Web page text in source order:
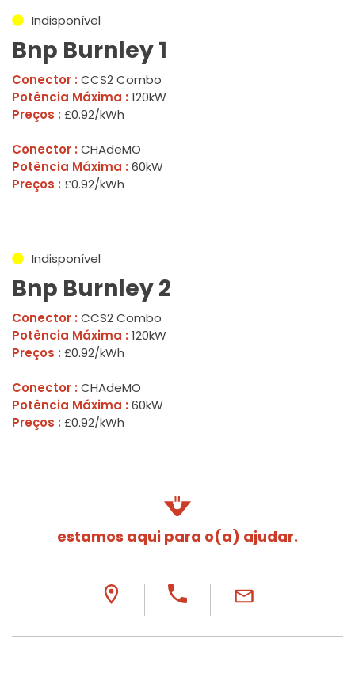
Indisponível
Bnp Burnley 1
Conector : CCS2 Combo
Potência Máxima : 120kW
Preços : £0.92/kWh
Conector : CHAdeMO
Potência Máxima : 60kW
Preços : £0.92/kWh
Indisponível
Bnp Burnley 2
Conector : CCS2 Combo
Potência Máxima : 120kW
Preços : £0.92/kWh
Conector : CHAdeMO
Potência Máxima : 60kW
Preços : £0.92/kWh
estamos aqui para o(a) ajudar.